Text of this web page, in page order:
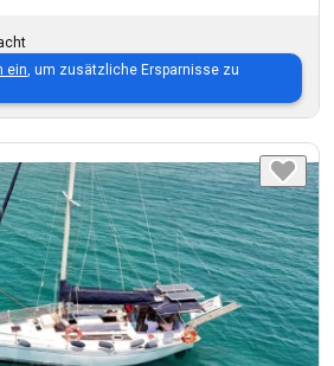
ein, um zusätzliche Ersparnisse zu